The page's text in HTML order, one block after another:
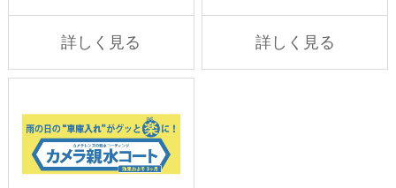
詳しく見る 詳しく見る